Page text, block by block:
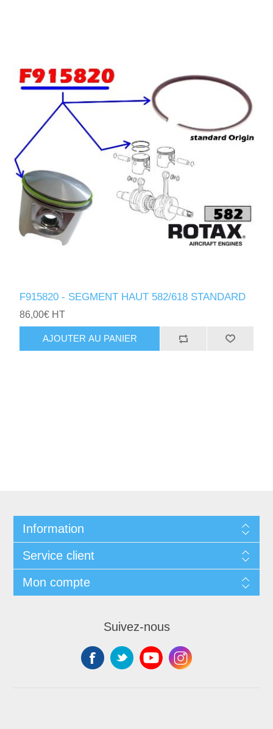
F915820 - SEGMENT HAUT 582/618 STANDARD
86,00€ HT
AJOUTER AU PANIER
Information
Service client
Mon compte
Suivez-nous